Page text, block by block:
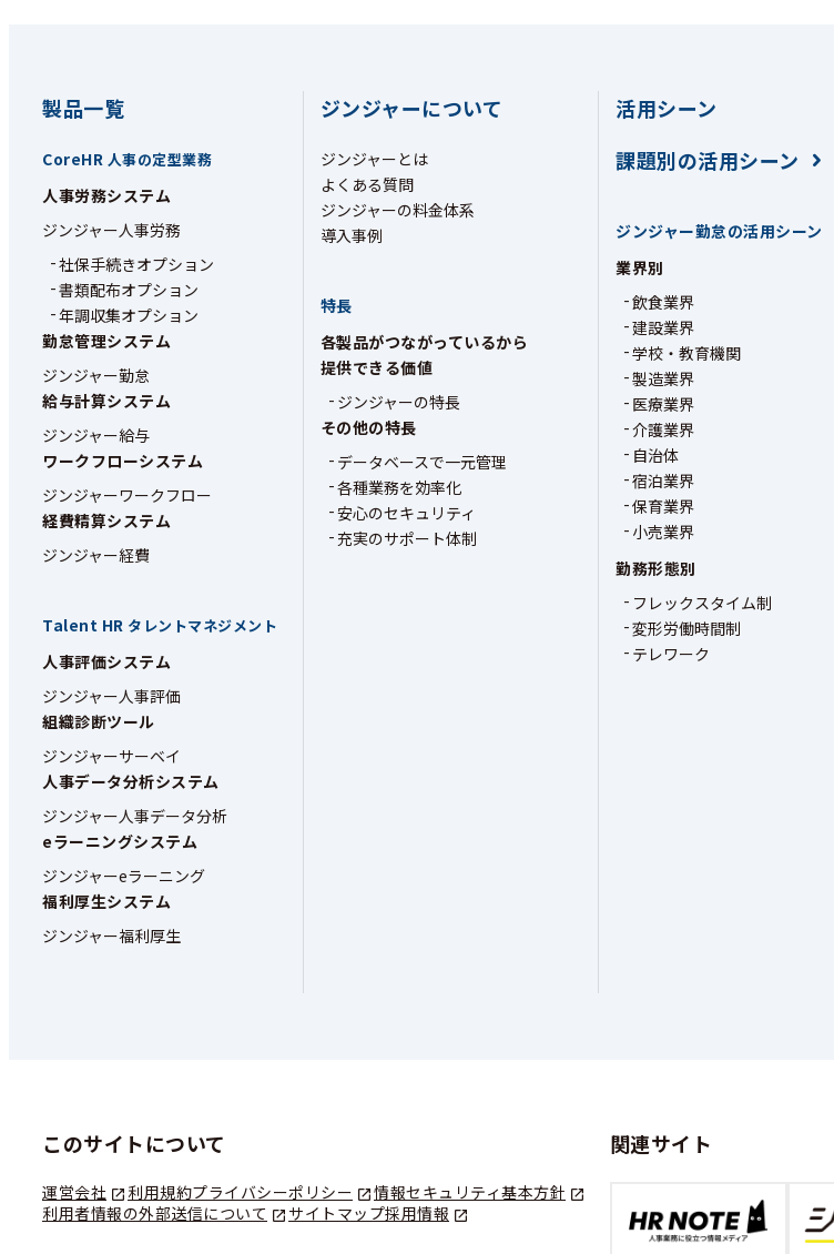
製品一覧
CoreHR 人事の定型業務
人事労務システム
ジンジャー人事労務
社保手続きオプション
書類配布オプション
年調収集オプション
勤怠管理システム
ジンジャー勤怠
給与計算システム
ジンジャー給与
ワークフローシステム
ジンジャーワークフロー
経費精算システム
ジンジャー経費
Talent HR タレントマネジメント
人事評価システム
ジンジャー人事評価
組織診断ツール
ジンジャーサーベイ
人事データ分析システム
ジンジャー人事データ分析
eラーニングシステム
ジンジャーeラーニング
福利厚生システム
ジンジャー福利厚生
ジンジャーについて
ジンジャーとは
よくある質問
ジンジャーの料金体系
導入事例
特長
各製品がつながっているから
提供できる価値
ジンジャーの特長
その他の特長
データベースで一元管理
各種業務を効率化
安心のセキュリティ
充実のサポート体制
活用シーン
課題別の活用シーン
ジンジャー勤怠の活用シーン
業界別
飲食業界
建設業界
学校・教育機関
製造業界
医療業界
介護業界
自治体
宿泊業界
保育業界
小売業界
勤務形態別
フレックスタイム制
変形労働時間制
テレワーク
このサイトについて
運営会社 利用規約プライバシーポリシー
情報セキュリティ基本方針
利用者情報の外部送信について
サイトマップ採用情報
関連サイト